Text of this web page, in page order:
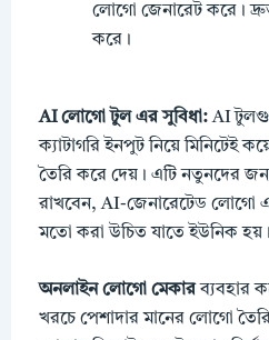
লোগো জেনারেট করে।
করে।
AI লোগো টুল এর সুবিধা:AI
ক্যাটাগরি ইনপুট নিয়ে মিনিটেই
তৈরি করে দেয়। এটি নতুনদের
রাখবেন, AI-জেনারেটেড লোগো
মতো করা উচিত যাতে ইউনিক হয়।
অনলাইন লোগো মেকারব্যবহার
খরচে পেশাদার মানের লোগো